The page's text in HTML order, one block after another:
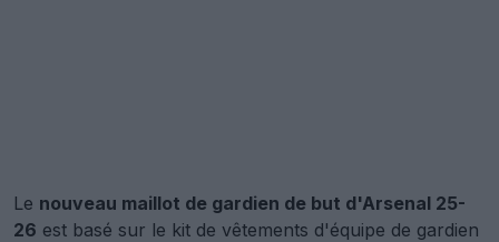
Le nouveau maillot de gardien de but d'Arsenal 25-
26 est basé sur le kit de vêtements d'équipe de gardien